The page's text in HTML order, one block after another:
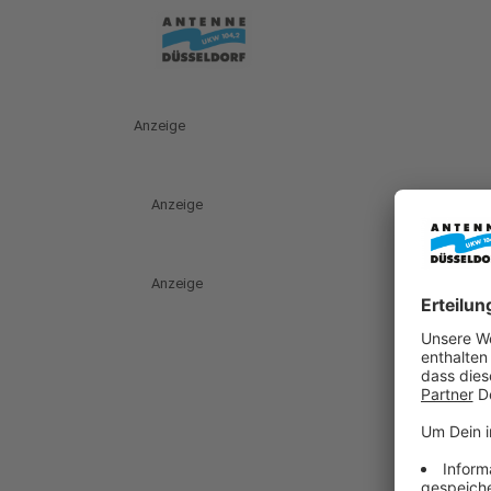
Anzeige
Anzeige
Anzeige